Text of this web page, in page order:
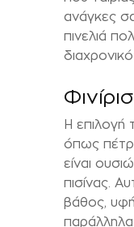
ανάγκες
πινελιά
Η επιλογή
όπως
είναι
πισίνας.
βάθος,
παράλληλα